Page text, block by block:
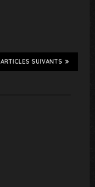
ARTICLES SUIVANTS